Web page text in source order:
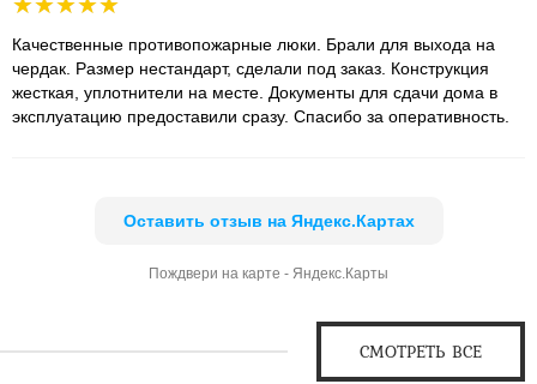
Качественные противопожарные люки. Брали для выхода на
чердак. Размер нестандарт, сделали под заказ. Конструкция
жесткая, уплотнители на месте. Документы для сдачи дома в
эксплуатацию предоставили сразу. Спасибо за оперативность.
Оставить отзыв на Яндекс.Картах
Пождвери на карте - Яндекс.Карты
СМОТРЕТЬ ВСЕ